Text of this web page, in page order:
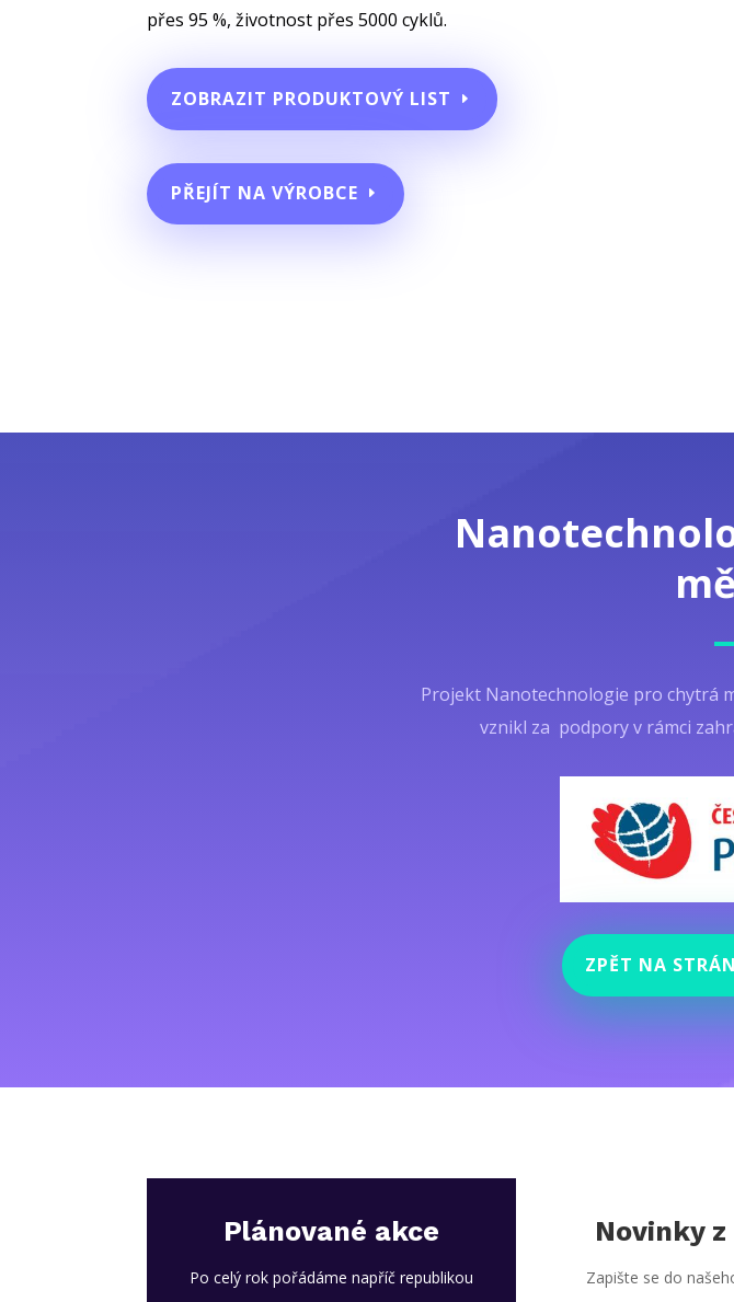
přes 95 %, životnost přes 5000 cyklů.
ZOBRAZIT PRODUKTOVÝ LIST
PŘEJÍT NA VÝROBCE
Projekt Nanotechnologie pro chytrá
vznikl za podpory v rámci
ZPĚT NA
Plánované akce
Po celý rok pořádáme napříč republikou
Novinky
Zapište se do